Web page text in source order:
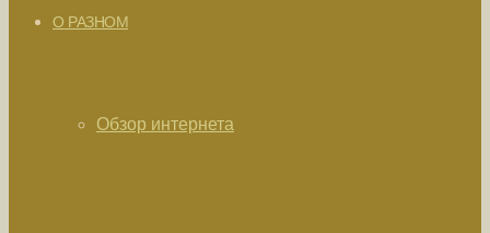
О РАЗНОМ
Обзор интернета